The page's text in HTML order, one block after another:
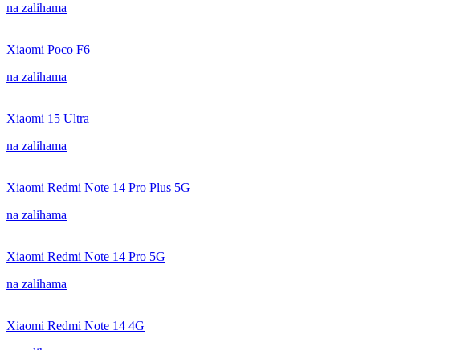
na zalihama
Xiaomi Poco F6
na zalihama
Xiaomi 15 Ultra
na zalihama
Xiaomi Redmi Note 14 Pro Plus 5G
na zalihama
Xiaomi Redmi Note 14 Pro 5G
na zalihama
Xiaomi Redmi Note 14 4G